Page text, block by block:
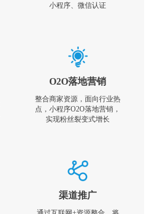
小程序、微信认证
O2O落地营销
整合商家资源，面向行业热
点，小程序O2O落地营销，
实现粉丝裂变式增长
渠道推广